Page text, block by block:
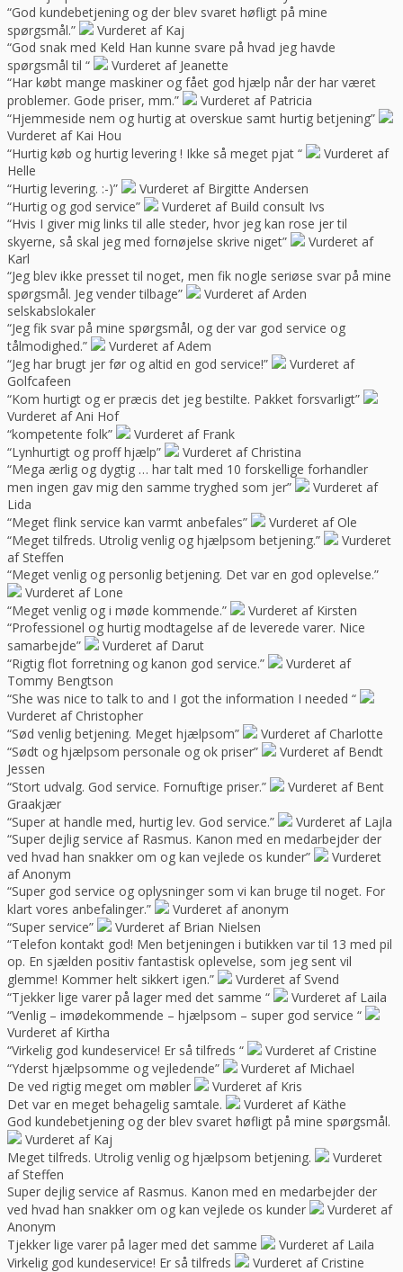
“God kundebetjening og der blev svaret høfligt på mine
spørgsmål.”
Vurderet af Kaj
“God snak med Keld Han kunne svare på hvad jeg havde
spørgsmål til “
Vurderet af Jeanette
“Har købt mange maskiner og fået god hjælp når der har været
problemer. Gode priser, mm.”
Vurderet af Patricia
“Hjemmeside nem og hurtig at overskue samt hurtig betjening”
Vurderet af Kai Hou
“Hurtig køb og hurtig levering ! Ikke så meget pjat “
Vurderet af
Helle
“Hurtig levering. :-)”
Vurderet af Birgitte Andersen
“Hurtig og god service”
Vurderet af Build consult Ivs
“Hvis I giver mig links til alle steder, hvor jeg kan rose jer til
skyerne, så skal jeg med fornøjelse skrive niget”
Vurderet af
Karl
“Jeg blev ikke presset til noget, men fik nogle seriøse svar på mine
spørgsmål. Jeg vender tilbage”
Vurderet af Arden
selskabslokaler
“Jeg fik svar på mine spørgsmål, og der var god service og
tålmodighed.”
Vurderet af Adem
“Jeg har brugt jer før og altid en god service!”
Vurderet af
Golfcafeen
“Kom hurtigt og er præcis det jeg bestilte. Pakket forsvarligt”
Vurderet af Ani Hof
“kompetente folk”
Vurderet af Frank
“Lynhurtigt og proff hjælp”
Vurderet af Christina
“Mega ærlig og dygtig … har talt med 10 forskellige forhandler
men ingen gav mig den samme tryghed som jer”
Vurderet af
Lida
“Meget flink service kan varmt anbefales”
Vurderet af Ole
“Meget tilfreds. Utrolig venlig og hjælpsom betjening.”
Vurderet
af Steffen
“Meget venlig og personlig betjening. Det var en god oplevelse.”
Vurderet af Lone
“Meget venlig og i møde kommende.”
Vurderet af Kirsten
“Professionel og hurtig modtagelse af de leverede varer. Nice
samarbejde”
Vurderet af Darut
“Rigtig flot forretning og kanon god service.”
Vurderet af
Tommy Bengtson
“She was nice to talk to and I got the information I needed “
Vurderet af Christopher
“Sød venlig betjening. Meget hjælpsom”
Vurderet af Charlotte
“Sødt og hjælpsom personale og ok priser”
Vurderet af Bendt
Jessen
“Stort udvalg. God service. Fornuftige priser.”
Vurderet af Bent
Graakjær
“Super at handle med, hurtig lev. God service.”
Vurderet af Lajla
“Super dejlig service af Rasmus. Kanon med en medarbejder der
ved hvad han snakker om og kan vejlede os kunder”
Vurderet
af Anonym
“Super god service og oplysninger som vi kan bruge til noget. For
klart vores anbefalinger.”
Vurderet af anonym
“Super service”
Vurderet af Brian Nielsen
“Telefon kontakt god! Men betjeningen i butikken var til 13 med pil
op. En sjælden positiv fantastisk oplevelse, som jeg sent vil
glemme! Kommer helt sikkert igen.”
Vurderet af Svend
“Tjekker lige varer på lager med det samme “
Vurderet af Laila
“Venlig – imødekommende – hjælpsom – super god service “
Vurderet af Kirtha
“Virkelig god kundeservice! Er så tilfreds “
Vurderet af Cristine
“Yderst hjælpsomme og vejledende”
Vurderet af Michael
De ved rigtig meget om møbler
Vurderet af Kris
Det var en meget behagelig samtale.
Vurderet af Käthe
God kundebetjening og der blev svaret høfligt på mine spørgsmål.
Vurderet af Kaj
Meget tilfreds. Utrolig venlig og hjælpsom betjening.
Vurderet
af Steffen
Super dejlig service af Rasmus. Kanon med en medarbejder der
ved hvad han snakker om og kan vejlede os kunder
Vurderet af
Anonym
Tjekker lige varer på lager med det samme
Vurderet af Laila
Virkelig god kundeservice! Er så tilfreds
Vurderet af Cristine